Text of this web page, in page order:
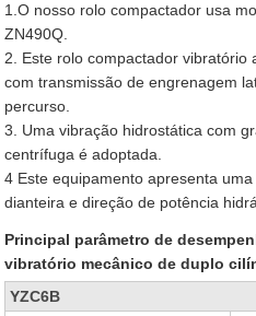
1.O nosso rolo compactador usa
ZN490Q.
2. Este rolo compactador vibratório
com transmissão de engrenagem
percurso.
3. Uma vibração hidrostática com
centrífuga é adoptada.
4 Este equipamento apresenta
dianteira e direção de potência
Principal parâmetro de
vibratório mecânico de duplo
YZC6B